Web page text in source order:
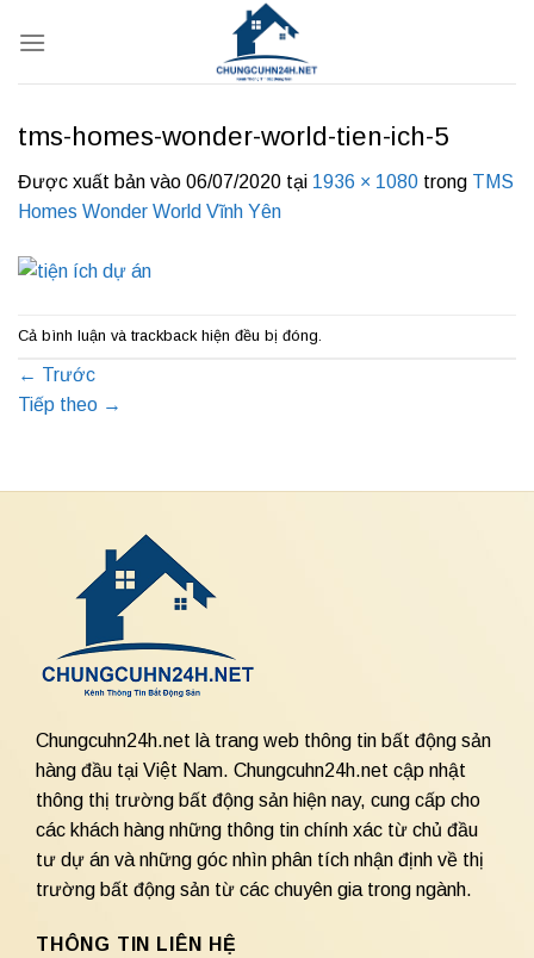
qua
tms-homes-wonder-world-tien-ich-5
Được xuất bản vào 06/07/2020 tại 1936 × 1080 trong TMS
Homes Wonder World Vĩnh Yên
Cả bình luận và trackback hiện đều bị đóng.
← Trước
Tiếp theo →
Chungcuhn24h.net là trang web thông tin bất động sản
hàng đầu tại Việt Nam. Chungcuhn24h.net cập nhật
thông thị trường bất động sản hiện nay, cung cấp cho
các khách hàng những thông tin chính xác từ chủ đầu
tư dự án và những góc nhìn phân tích nhận định về thị
trường bất động sản từ các chuyên gia trong ngành.
THÔNG TIN LIÊN HỆ